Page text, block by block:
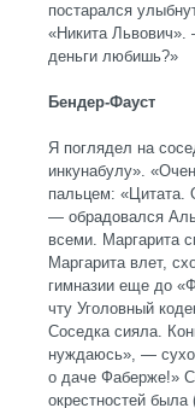
постарался
«Никита
деньги любишь?»
Бендер-Фауст
Я поглядел на
инкунабулу».
пальцем: «Цитата.
— обрадовался
всеми. Маргарита
Маргарита влет,
гимназии еще до
чту Уголовный
Соседка сияла.
нуждаюсь», —
о даче Фаберже!»
окрестностей